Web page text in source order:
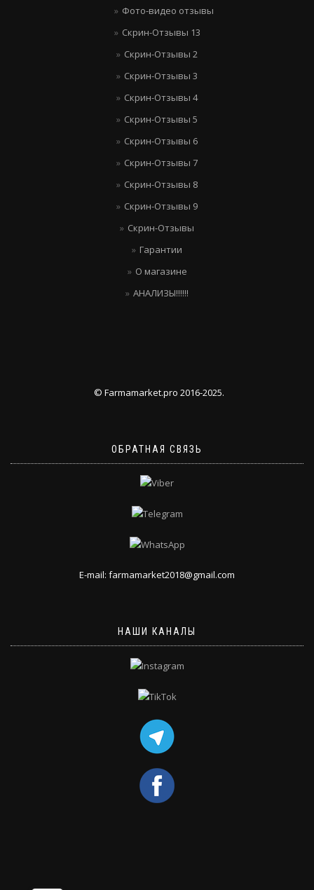
Фото-видео отзывы
Скрин-Отзывы 13
Скрин-Отзывы 2
Скрин-Отзывы 3
Скрин-Отзывы 4
Скрин-Отзывы 5
Скрин-Отзывы 6
Скрин-Отзывы 7
Скрин-Отзывы 8
Скрин-Отзывы 9
Скрин-Отзывы
Гарантии
О магазине
АНАЛИЗЫ!!!!!!
© Farmamarket.pro 2016-2025.
ОБРАТНАЯ СВЯЗЬ
E-mail: farmamarket2018@gmail.com
НАШИ КАНАЛЫ